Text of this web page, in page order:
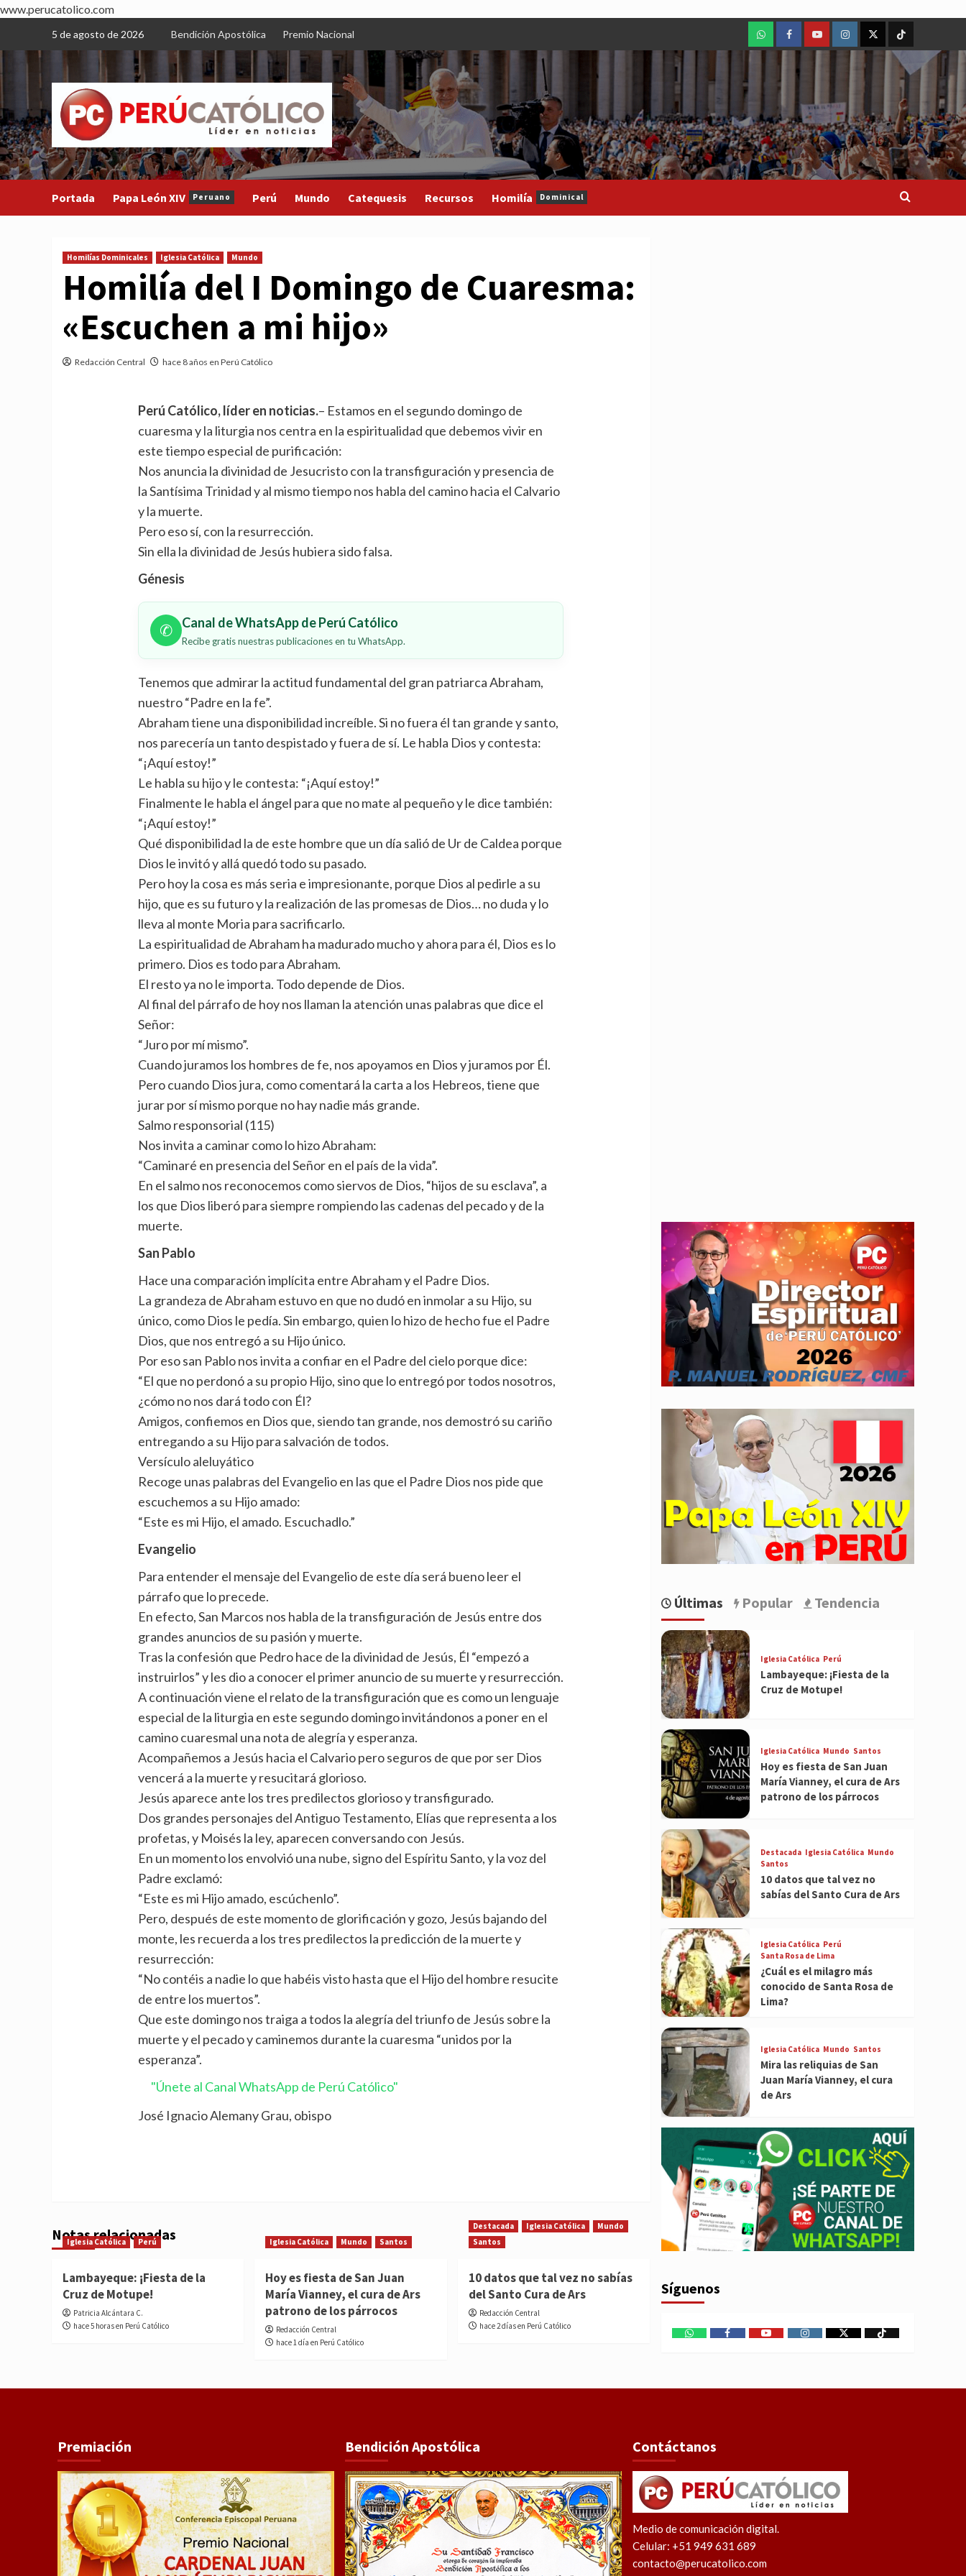
www.perucatolico.com
content
5 de agosto de 2026 Bendición Apostólica Premio Nacional
WhatsAppFacebookYoutubeInstagram
X TikTok
Portada Papa León XIV Peruano Perú Mundo Catequesis Recursos Homilía Dominical
Homilías Dominicales Iglesia Católica Mundo
Homilía del I Domingo de Cuaresma:
«Escuchen a mi hijo»
Redacción Central hace 8 años en Perú Católico
Perú Católico, líder en noticias.– Estamos en el segundo domingo de
cuaresma y la liturgia nos centra en la espiritualidad que debemos vivir en
este tiempo especial de purificación:
Nos anuncia la divinidad de Jesucristo con la transfiguración y presencia de
la Santísima Trinidad y al mismo tiempo nos habla del camino hacia el Calvario
y la muerte.
Pero eso sí, con la resurrección.
Sin ella la divinidad de Jesús hubiera sido falsa.
Génesis
✆ Canal de WhatsApp de Perú Católico
Recibe gratis nuestras publicaciones en tu WhatsApp.
Tenemos que admirar la actitud fundamental del gran patriarca Abraham,
nuestro “Padre en la fe”.
Abraham tiene una disponibilidad increíble. Si no fuera él tan grande y santo,
nos parecería un tanto despistado y fuera de sí. Le habla Dios y contesta:
“¡Aquí estoy!”
Le habla su hijo y le contesta: “¡Aquí estoy!”
Finalmente le habla el ángel para que no mate al pequeño y le dice también:
“¡Aquí estoy!”
Qué disponibilidad la de este hombre que un día salió de Ur de Caldea porque
Dios le invitó y allá quedó todo su pasado.
Pero hoy la cosa es más seria e impresionante, porque Dios al pedirle a su
hijo, que es su futuro y la realización de las promesas de Dios… no duda y lo
lleva al monte Moria para sacrificarlo.
La espiritualidad de Abraham ha madurado mucho y ahora para él, Dios es lo
primero. Dios es todo para Abraham.
El resto ya no le importa. Todo depende de Dios.
Al final del párrafo de hoy nos llaman la atención unas palabras que dice el
Señor:
“Juro por mí mismo”.
Cuando juramos los hombres de fe, nos apoyamos en Dios y juramos por Él.
Pero cuando Dios jura, como comentará la carta a los Hebreos, tiene que
jurar por sí mismo porque no hay nadie más grande.
Salmo responsorial (115)
Nos invita a caminar como lo hizo Abraham:
“Caminaré en presencia del Señor en el país de la vida”.
En el salmo nos reconocemos como siervos de Dios, “hijos de su esclava”, a
los que Dios liberó para siempre rompiendo las cadenas del pecado y de la
muerte.
San Pablo
Hace una comparación implícita entre Abraham y el Padre Dios.
La grandeza de Abraham estuvo en que no dudó en inmolar a su Hijo, su
único, como Dios le pedía. Sin embargo, quien lo hizo de hecho fue el Padre
Dios, que nos entregó a su Hijo único.
Por eso san Pablo nos invita a confiar en el Padre del cielo porque dice:
“El que no perdonó a su propio Hijo, sino que lo entregó por todos nosotros,
¿cómo no nos dará todo con Él?
Amigos, confiemos en Dios que, siendo tan grande, nos demostró su cariño
entregando a su Hijo para salvación de todos.
Versículo aleluyático
Recoge unas palabras del Evangelio en las que el Padre Dios nos pide que
escuchemos a su Hijo amado:
“Este es mi Hijo, el amado. Escuchadlo.”
Evangelio
Para entender el mensaje del Evangelio de este día será bueno leer el
párrafo que lo precede.
En efecto, San Marcos nos habla de la transfiguración de Jesús entre dos
grandes anuncios de su pasión y muerte.
Tras la confesión que Pedro hace de la divinidad de Jesús, Él “empezó a
instruirlos” y les dio a conocer el primer anuncio de su muerte y resurrección.
A continuación viene el relato de la transfiguración que es como un lenguaje
especial de la liturgia en este segundo domingo invitándonos a poner en el
camino cuaresmal una nota de alegría y esperanza.
Acompañemos a Jesús hacia el Calvario pero seguros de que por ser Dios
vencerá a la muerte y resucitará glorioso.
Jesús aparece ante los tres predilectos glorioso y transfigurado.
Dos grandes personajes del Antiguo Testamento, Elías que representa a los
profetas, y Moisés la ley, aparecen conversando con Jesús.
En un momento los envolvió una nube, signo del Espíritu Santo, y la voz del
Padre exclamó:
“Este es mi Hijo amado, escúchenlo”.
Pero, después de este momento de glorificación y gozo, Jesús bajando del
monte, les recuerda a los tres predilectos la predicción de la muerte y
resurrección:
“No contéis a nadie lo que habéis visto hasta que el Hijo del hombre resucite
de entre los muertos”.
Que este domingo nos traiga a todos la alegría del triunfo de Jesús sobre la
muerte y el pecado y caminemos durante la cuaresma “unidos por la
esperanza”.
"Únete al Canal WhatsApp de Perú Católico"
José Ignacio Alemany Grau, obispo
Notas relacionadas
Iglesia Católica Perú
Lambayeque: ¡Fiesta de la
Cruz de Motupe!
Patricia Alcántara C.
hace 5 horas en Perú Católico
Iglesia Católica Mundo Santos
Hoy es fiesta de San Juan
María Vianney, el cura de Ars
patrono de los párrocos
Redacción Central
hace 1 día en Perú Católico
Destacada Iglesia Católica
Mundo
Santos
10 datos que tal vez no sabías
del Santo Cura de Ars
Redacción Central
hace 2 días en Perú Católico
Últimas Popular Tendencia
Iglesia Católica Perú
Lambayeque: ¡Fiesta de la
Cruz de Motupe!
Iglesia Católica Mundo Santos
Hoy es fiesta de San Juan
María Vianney, el cura de Ars
patrono de los párrocos
Destacada Iglesia Católica Mundo
Santos
10 datos que tal vez no
sabías del Santo Cura de Ars
Iglesia Católica Perú
Santa Rosa de Lima
¿Cuál es el milagro más
conocido de Santa Rosa de
Lima?
Iglesia Católica Mundo Santos
Mira las reliquias de San
Juan María Vianney, el cura
de Ars
Síguenos
WhatsAppFacebookYoutubeInstagram
X TikTok
Premiación Bendición Apostólica Contáctanos
Medio de comunicación digital.
Celular: +51 949 631 689
contacto@perucatolico.com